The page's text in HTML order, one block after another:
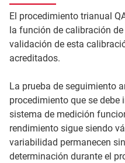
El procedimiento trianual
la función de calibración
validación de esta
acreditados.
La prueba de seguimiento
procedimiento que se
sistema de medición
rendimiento sigue siendo
variabilidad permanecen
determinación durante el